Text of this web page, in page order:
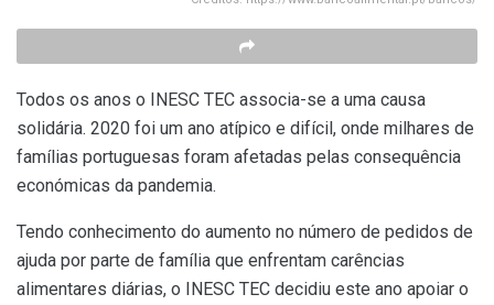
Todos os anos o INESC TEC associa-se a uma causa
solidária. 2020 foi um ano atípico e difícil, onde milhares de
famílias portuguesas foram afetadas pelas consequência
económicas da pandemia.
Tendo conhecimento do aumento no número de pedidos de
ajuda por parte de família que enfrentam carências
alimentares diárias, o INESC TEC decidiu este ano apoiar o